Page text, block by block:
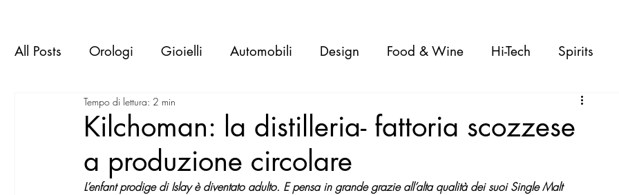
All Posts Orologi Gioielli Automobili Design Food & Wine Hi-Tech Spirits
Libri & Books Sportive d'epoca Personaggi
Exclusive Places Gallerie Mostre Moda Donna/Uomo
Kilchoman: la distilleria- fattoria scozzese
a produzione circolare
Tempo di lettura: 2 min
L’enfant prodige di Islay è diventato adulto. E pensa in grande grazie all’alta qualità dei suoi Single Malt